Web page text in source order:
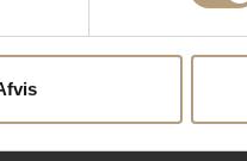
og analysepartnere.
indsamlet fra din brug af